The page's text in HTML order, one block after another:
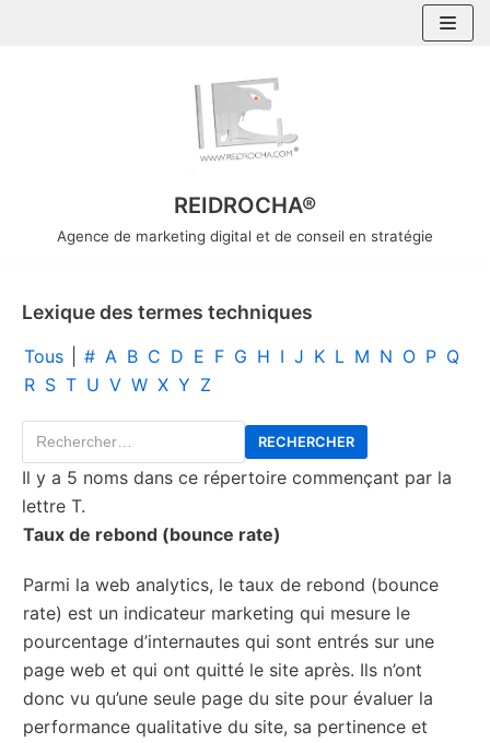
REIDROCHA®
Agence de marketing digital et de conseil en stratégie
Lexique des termes techniques
Tous # A B C D E F G H I J K L M N O P Q
R S T U V W X Y Z
Il y a 5 noms dans ce répertoire commençant par la
lettre T.
Taux de rebond (bounce rate)
Parmi la web analytics, le taux de rebond (bounce
rate) est un indicateur marketing qui mesure le
pourcentage d’internautes qui sont entrés sur une
page web et qui ont quitté le site après. Ils n’ont
donc vu qu’une seule page du site pour évaluer la
performance qualitative du site, sa pertinence et